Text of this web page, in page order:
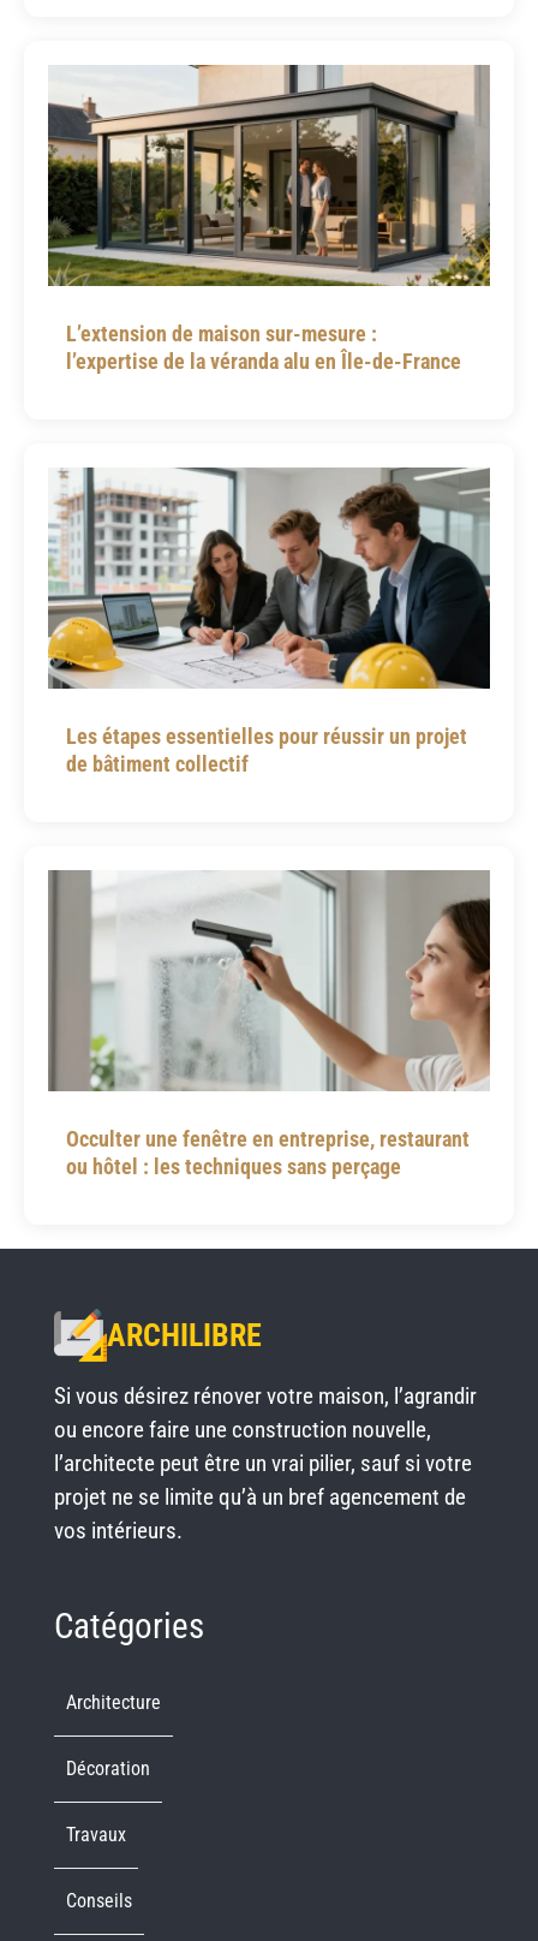
L’extension de maison sur-mesure :
l’expertise de la véranda alu en Île-de-France
Les étapes essentielles pour réussir un projet
de bâtiment collectif
Occulter une fenêtre en entreprise, restaurant
ou hôtel : les techniques sans perçage
ARCHILIBRE
Si vous désirez rénover votre maison, l’agrandir
ou encore faire une construction nouvelle,
l’architecte peut être un vrai pilier, sauf si votre
projet ne se limite qu’à un bref agencement de
vos intérieurs.
Catégories
Architecture
Décoration
Travaux
Conseils